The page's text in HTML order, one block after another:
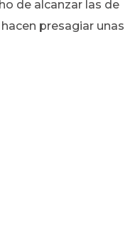
de alcanzar las de
presagiar unas